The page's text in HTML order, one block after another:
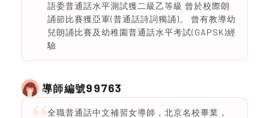
語委普通話水平測試獲二級乙等級 曾於校際朗
誦節比賽獲亞軍(普通話詩詞獨誦)。 曾有教導幼
兒朗誦比賽及幼稚園普通話水平考試(GAPSK)經
驗
導師編號99763
全職普通話中文補習女導師，北京名校畢業，